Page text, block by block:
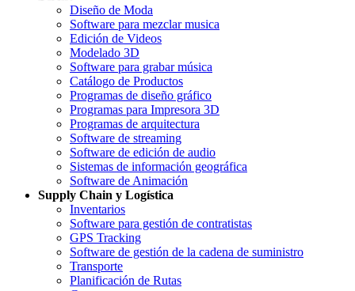
Diseño de Moda
Software para mezclar musica
Edición de Videos
Modelado 3D
Software para grabar música
Catálogo de Productos
Programas de diseño gráfico
Programas para Impresora 3D
Programas de arquitectura
Software de streaming
Software de edición de audio
Sistemas de información geográfica
Software de Animación
Supply Chain y Logística
Inventarios
Software para gestión de contratistas
GPS Tracking
Software de gestión de la cadena de suministro
Transporte
Planificación de Rutas